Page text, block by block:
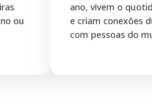
ou
ano, vivem o
e criam conexões
com pessoas do